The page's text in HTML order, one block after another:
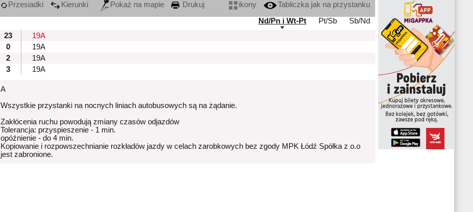
Przesiadki Kierunki Pokaż na mapie Drukuj ikony
Tabliczka jak na przystanku
Nd/Pn i Wt-Pt
Pt/Sb
Sb/Nd
23
19A
0
19A
2
19A
3
19A
A
Wszystkie przystanki na nocnych liniach autobusowych są na żądanie.
Zakłócenia ruchu powodują zmiany czasów odjazdów
Tolerancja: przyspieszenie - 1 min.
opóźnienie - do 4 min.
Kopiowanie i rozpowszechnianie rozkładów jazdy w celach zarobkowych bez zgody MPK Łódź Spółka z o.o
jest zabronione.